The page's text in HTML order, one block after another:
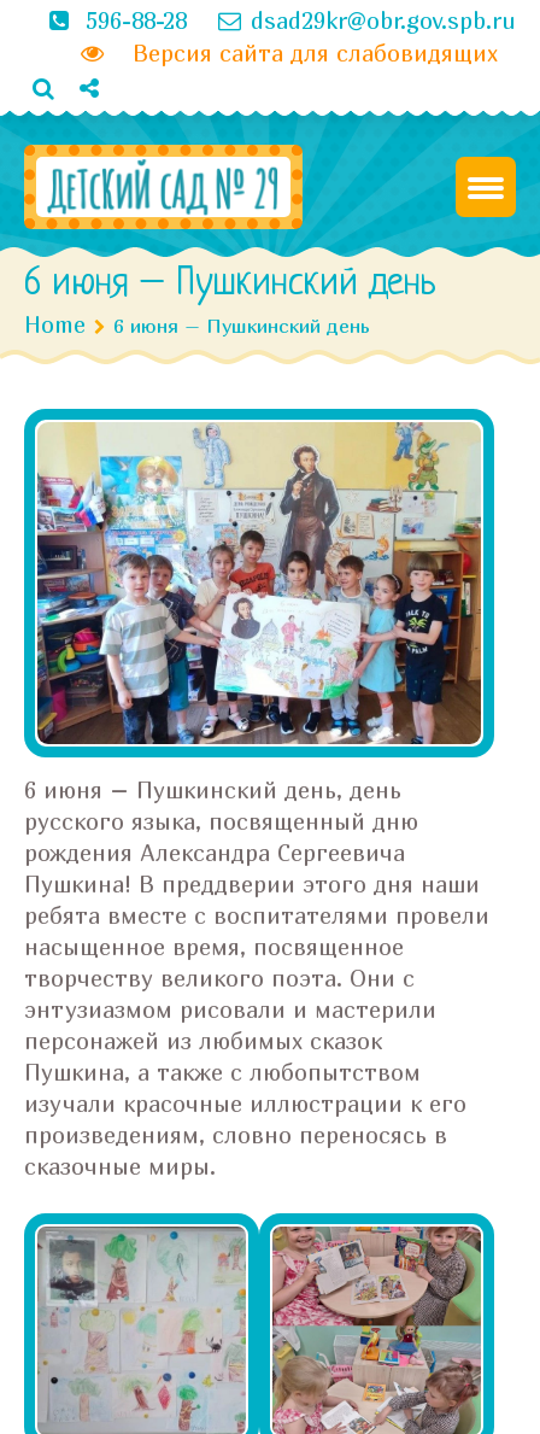
596-88-28
dsad29kr@obr.gov.spb.ru
Версия сайта для слабовидящих
6 июня – Пушкинский день
Home 6 июня – Пушкинский день
6 июня – Пушкинский день, день
русского языка, посвященный дню
рождения Александра Сергеевича
Пушкина! В преддверии этого дня наши
ребята вместе с воспитателями провели
насыщенное время, посвященное
творчеству великого поэта. Они с
энтузиазмом рисовали и мастерили
персонажей из любимых сказок
Пушкина, а также с любопытством
изучали красочные иллюстрации к его
произведениям, словно переносясь в
сказочные миры.